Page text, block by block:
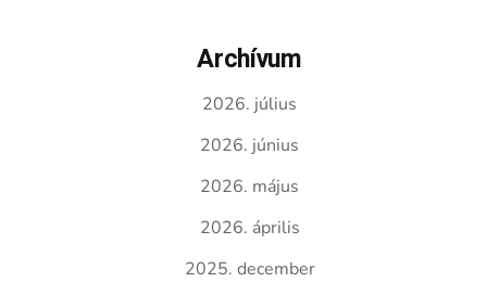
Archívum
2026. július
2026. június
2026. május
2026. április
2025. december